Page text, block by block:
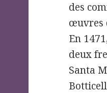
des
œuvres
En
deux
Santa